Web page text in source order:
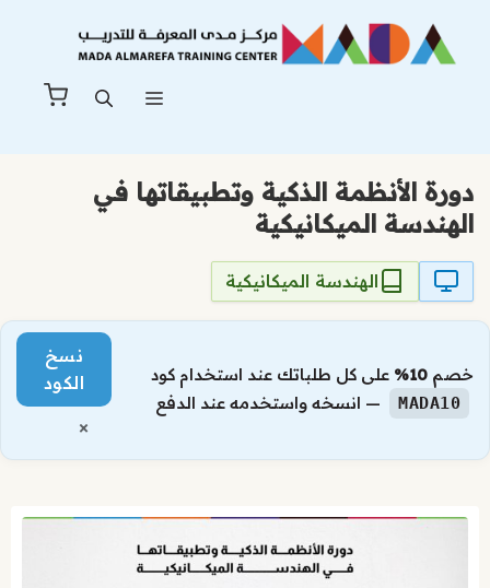
المحتوى
دورة الأنظمة الذكية وتطبيقاتها في
الهندسة الميكانيكية
الهندسة الميكانيكية
خصم 10% على كل طلباتك عند استخدام كود
MADA10 — انسخه واستخدمه عند الدفع
نسخ
الكود
×